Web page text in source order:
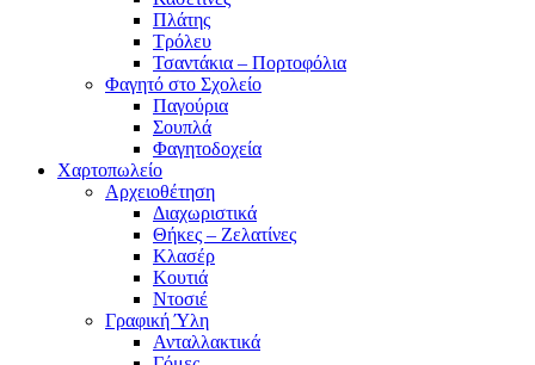
Πλάτης
Τρόλευ
Τσαντάκια – Πορτοφόλια
Φαγητό στο Σχολείο
Παγούρια
Σουπλά
Φαγητοδοχεία
Χαρτοπωλείο
Αρχειοθέτηση
Διαχωριστικά
Θήκες – Ζελατίνες
Κλασέρ
Κουτιά
Ντοσιέ
Γραφική Ύλη
Ανταλλακτικά